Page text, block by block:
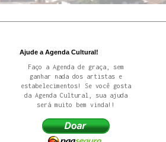
Ajude a Agenda Cultural!
Faço a Agenda de graça, sem
ganhar nada dos artistas e
estabelecimentos! Se você gosta
da Agenda Cultural, sua ajuda
será muito bem vinda!!